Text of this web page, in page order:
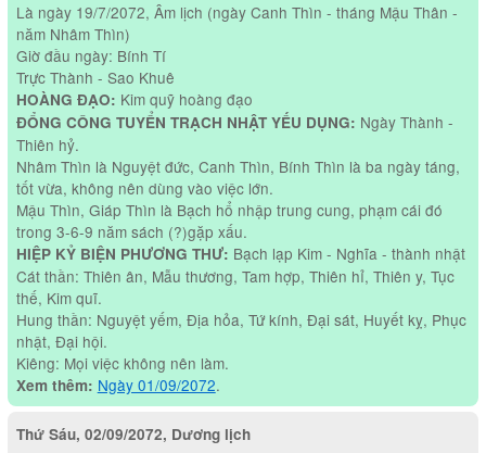
Là ngày 19/7/2072, Âm lịch (ngày Canh Thìn - tháng Mậu Thân -
năm Nhâm Thìn)
Giờ đầu ngày: Bính Tí
Trực Thành - Sao Khuê
HOÀNG ĐẠO: Kim quỹ hoàng đạo
ĐỔNG CÔNG TUYỂN TRẠCH NHẬT YẾU DỤNG: Ngày Thành -
Thiên hỷ.
Nhâm Thìn là Nguyệt đức, Canh Thìn, Bính Thìn là ba ngày táng,
tốt vừa, không nên dùng vào việc lớn.
Mậu Thìn, Giáp Thìn là Bạch hổ nhập trung cung, phạm cái đó
trong 3-6-9 năm sách (?)gặp xấu.
HIỆP KỶ BIỆN PHƯƠNG THƯ: Bạch lạp Kim - Nghĩa - thành nhật
Cát thần: Thiên ân, Mẫu thương, Tam hợp, Thiên hỉ, Thiên y, Tục
thế, Kim quĩ.
Hung thần: Nguyệt yếm, Địa hỏa, Tứ kính, Đại sát, Huyết kỵ, Phục
nhật, Đại hội.
Kiêng: Mọi việc không nên làm.
Xem thêm: Ngày 01/09/2072.
Thứ Sáu, 02/09/2072, Dương lịch